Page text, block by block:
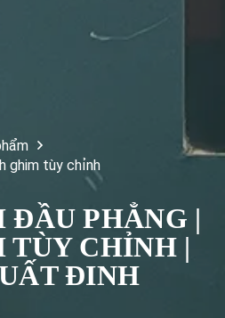
ghim tùy chỉnh
PHẲNG |
CHỈNH |
ĐINH